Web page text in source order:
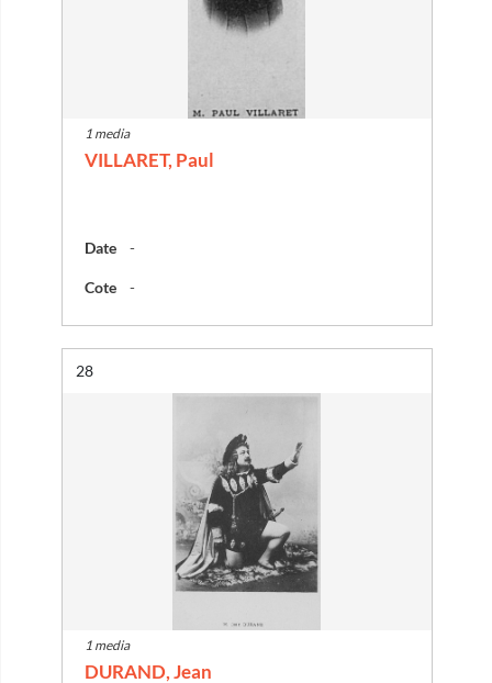
1 media
VILLARET, Paul
Date -
Cote -
Résultat n°
28
1 media
DURAND, Jean